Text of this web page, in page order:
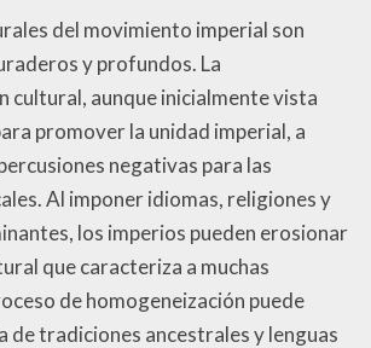
del movimiento imperial son
y profundos. La
cultural, aunque inicialmente vista
promover la unidad imperial, a
negativas para las
Al imponer idiomas, religiones y
los imperios pueden erosionar
que caracteriza a muchas
de homogeneización puede
de tradiciones ancestrales y lenguas